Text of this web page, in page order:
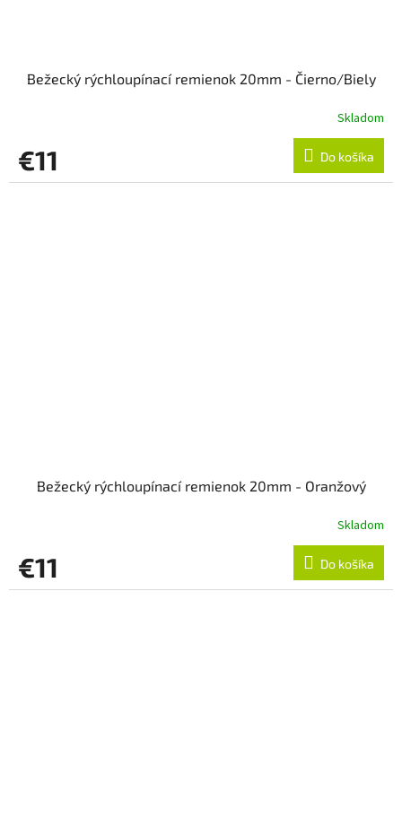
Bežecký rýchloupínací remienok 20mm - Čierno/Biely
Skladom
€11 Do košíka
Bežecký rýchloupínací remienok 20mm - Oranžový
Skladom
€11 Do košíka